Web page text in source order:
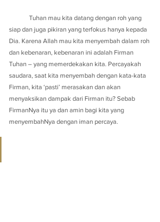
siap dan juga pikiran yang terfokus hanya kepada
Dia. Karena Allah mau kita menyembah dalam roh
dan kebenaran, kebenaran ini adalah Firman
Tuhan – yang memerdekakan kita. Percayakah
saudara, saat kita menyembah dengan kata-kata
Firman, kita ‘pasti’ merasakan dan akan
menyaksikan dampak dari Firman itu? Sebab
FirmanNya itu ya dan amin bagi kita yang
menyembahNya dengan iman percaya.